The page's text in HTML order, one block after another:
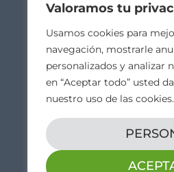
Valoramos tu
Usamos cookies para
navegación, mostrarle
personalizados y analizar
en “Aceptar todo” usted
nuestro uso de las cookies.
Contacto
Apdo. de Correos
Bizkaia